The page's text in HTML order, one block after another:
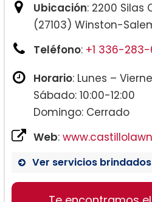
Ubicación: 2200 Silas
(27103) Winston-
Teléfono: +1 336-
Horario: Lunes –
Sábado: 10:00-12:00
Domingo: Cerrado
Web:
Ver servicios brindados